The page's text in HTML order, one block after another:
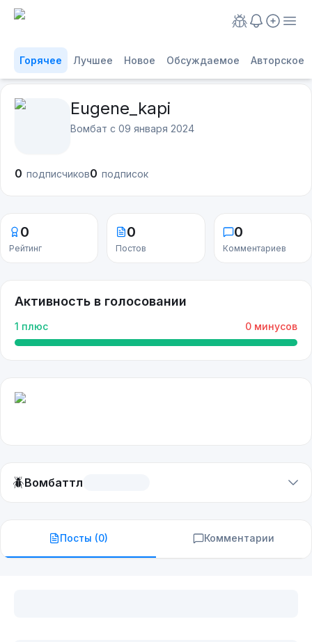
Горячее Лучшее Новое Обсуждаемое Авторское
Eugene_kapi
Вомбат с 09 января 2024
0 подписчиков0 подписок
0
Рейтинг
0
Постов
0
Комментариев
Активность в голосовании
1 плюс 0 минусов
🪲Вомбаттл
Посты (0) Комментарии